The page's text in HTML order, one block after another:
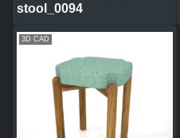
stool_0094
3D CAD